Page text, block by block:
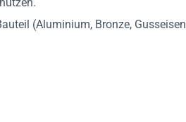
(Aluminium, Bronze, Gusseisen,